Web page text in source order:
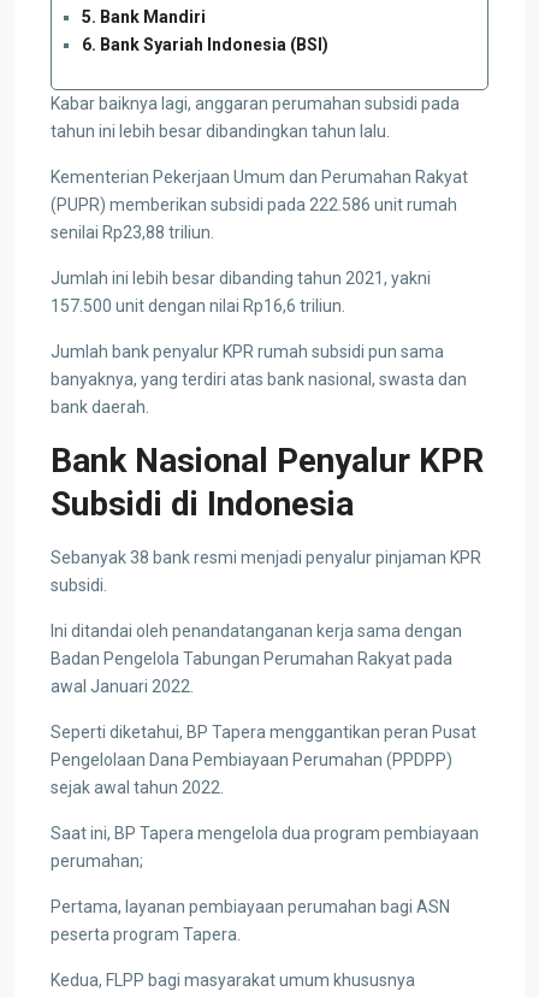
5. Bank Mandiri
6. Bank Syariah Indonesia (BSI)
Kabar baiknya lagi, anggaran perumahan subsidi pada
tahun ini lebih besar dibandingkan tahun lalu.
Kementerian Pekerjaan Umum dan Perumahan Rakyat
(PUPR) memberikan subsidi pada 222.586 unit rumah
senilai Rp23,88 triliun.
Jumlah ini lebih besar dibanding tahun 2021, yakni
157.500 unit dengan nilai Rp16,6 triliun.
Jumlah bank penyalur KPR rumah subsidi pun sama
banyaknya, yang terdiri atas bank nasional, swasta dan
bank daerah.
Bank Nasional Penyalur KPR
Subsidi di Indonesia
Sebanyak 38 bank resmi menjadi penyalur pinjaman KPR
subsidi.
Ini ditandai oleh penandatanganan kerja sama dengan
Badan Pengelola Tabungan Perumahan Rakyat pada
awal Januari 2022.
Seperti diketahui, BP Tapera menggantikan peran Pusat
Pengelolaan Dana Pembiayaan Perumahan (PPDPP)
sejak awal tahun 2022.
Saat ini, BP Tapera mengelola dua program pembiayaan
perumahan;
Pertama, layanan pembiayaan perumahan bagi ASN
peserta program Tapera.
Kedua, FLPP bagi masyarakat umum khususnya